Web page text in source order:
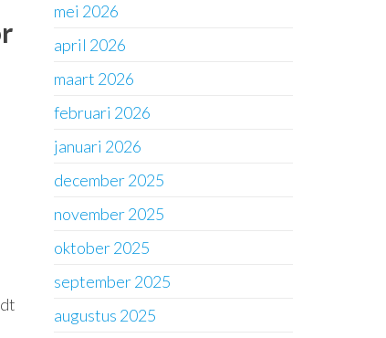
mei 2026
april 2026
maart 2026
februari 2026
januari 2026
december 2025
november 2025
oktober 2025
september 2025
augustus 2025